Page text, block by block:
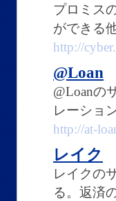
プロミス
ができる
http://
@Loan
@Loanの
レーショ
http://at-
レイク
レイクの
る。返済